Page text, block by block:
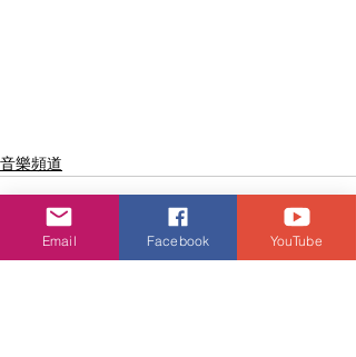
音樂頻道
Email Facebook YouTube